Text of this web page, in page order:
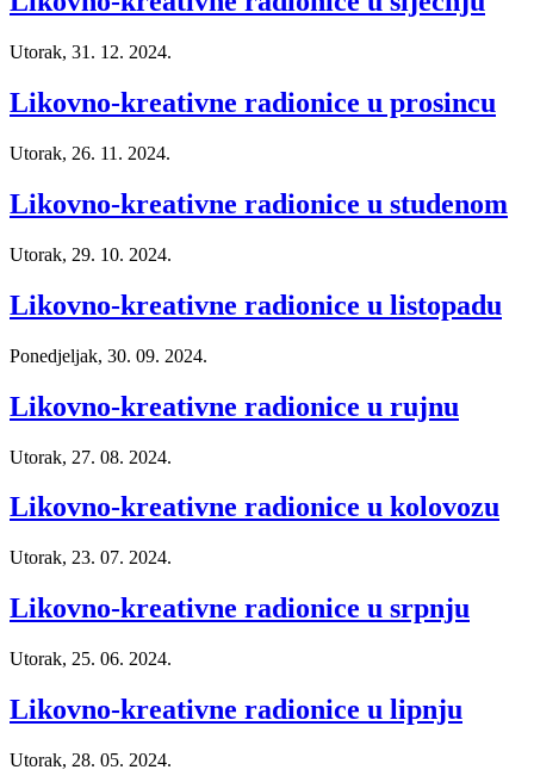
Utorak, 31. 12. 2024.
Likovno-kreativne radionice u prosincu
Utorak, 26. 11. 2024.
Likovno-kreativne radionice u studenom
Utorak, 29. 10. 2024.
Likovno-kreativne radionice u listopadu
Ponedjeljak, 30. 09. 2024.
Likovno-kreativne radionice u rujnu
Utorak, 27. 08. 2024.
Likovno-kreativne radionice u kolovozu
Utorak, 23. 07. 2024.
Likovno-kreativne radionice u srpnju
Utorak, 25. 06. 2024.
Likovno-kreativne radionice u lipnju
Utorak, 28. 05. 2024.